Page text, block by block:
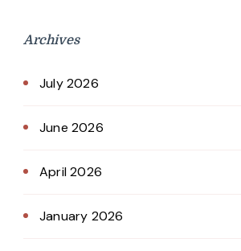
Archives
July 2026
June 2026
April 2026
January 2026